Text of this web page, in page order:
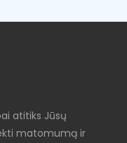
atitiks Jūsų
matomumą ir